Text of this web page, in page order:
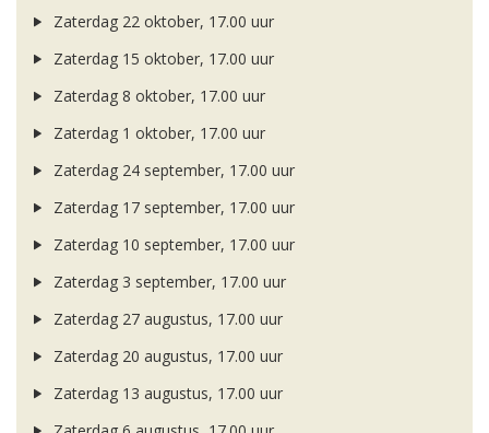
Zaterdag 22 oktober, 17.00 uur
Zaterdag 15 oktober, 17.00 uur
Zaterdag 8 oktober, 17.00 uur
Zaterdag 1 oktober, 17.00 uur
Zaterdag 24 september, 17.00 uur
Zaterdag 17 september, 17.00 uur
Zaterdag 10 september, 17.00 uur
Zaterdag 3 september, 17.00 uur
Zaterdag 27 augustus, 17.00 uur
Zaterdag 20 augustus, 17.00 uur
Zaterdag 13 augustus, 17.00 uur